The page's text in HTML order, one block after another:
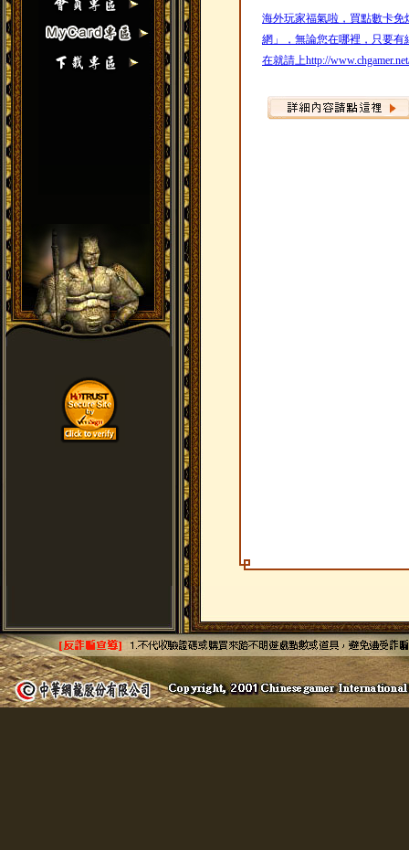
海外玩家福氣啦，買點數卡免
網」，無論您在哪裡，只要
在就請上http://